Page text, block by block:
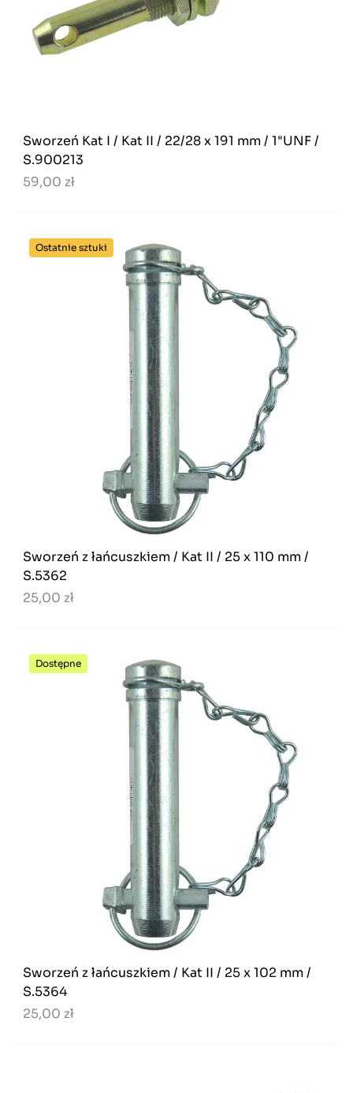
Sworzeń Kat I / Kat II / 22/28 x 191 mm / 1"UNF /
S.900213
59,00 zł
Ostatnie sztuki
Sworzeń z łańcuszkiem / Kat II / 25 x 110 mm /
S.5362
25,00 zł
Dostępne
Sworzeń z łańcuszkiem / Kat II / 25 x 102 mm /
S.5364
25,00 zł